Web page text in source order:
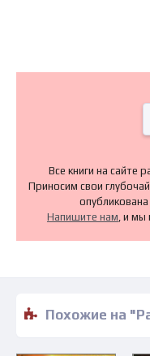
Все книги на сайте
Приносим свои
Напишите нам , и
Похожие на "Расплавленный жемчуг Галактики -